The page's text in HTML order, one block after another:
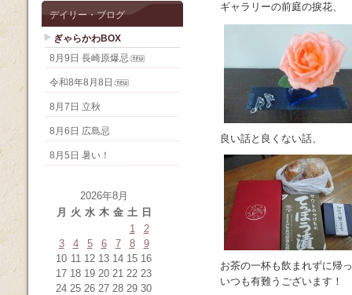
デイリー・ブログ
ぎゃらかわBOX
8月9日 長崎原爆忌
令和8年8月8日
8月7日 立秋
8月6日 広島忌
8月5日 暑い！
2026年8月
月
火 水 木 金 土 日
1
2
3
4 5 6 7 8
9
10 11 12 13 14 15 16
17 18 19 20 21 22 23
24 25 26 27 28 29 30
ギャラリーの前庭の捩花、
良い話と良くない話、
お茶の一杯も飲まれずに帰
いつも有難うございます！